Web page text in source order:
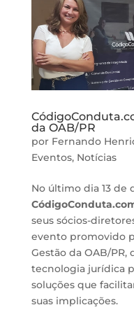
da OAB/PR
por Fernando
Eventos, Notícias
No último dia 13 de
seus sócios-
evento promovido
Gestão da OAB/
tecnologia jurídica
soluções que
suas implicações.